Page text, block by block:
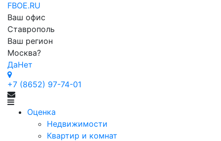
FBOE.RU
Ваш офис
Ставрополь
Ваш регион
Москва?
ДаНет
+7 (8652) 97-74-01
Оценка
Недвижимости
Квартир и комнат